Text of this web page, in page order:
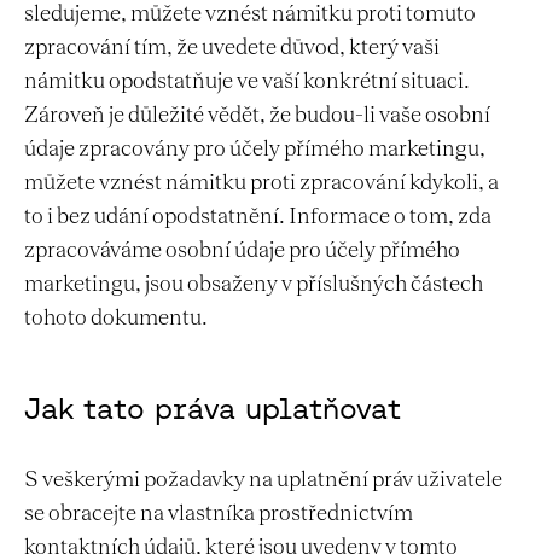
sledujeme, můžete vznést námitku proti tomuto
zpracování tím, že uvedete důvod, který vaši
námitku opodstatňuje ve vaší konkrétní situaci.
Zároveň je důležité vědět, že budou-li vaše osobní
údaje zpracovány pro účely přímého marketingu,
můžete vznést námitku proti zpracování kdykoli, a
to i bez udání opodstatnění. Informace o tom, zda
zpracováváme osobní údaje pro účely přímého
marketingu, jsou obsaženy v příslušných částech
tohoto dokumentu.
Jak tato práva uplatňovat
S veškerými požadavky na uplatnění práv uživatele
se obracejte na vlastníka prostřednictvím
kontaktních údajů, které jsou uvedeny v tomto